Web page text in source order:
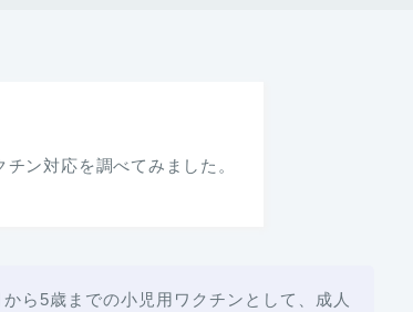
ン対応を調べてみました。
ら5歳までの小児用ワクチンとして、成人